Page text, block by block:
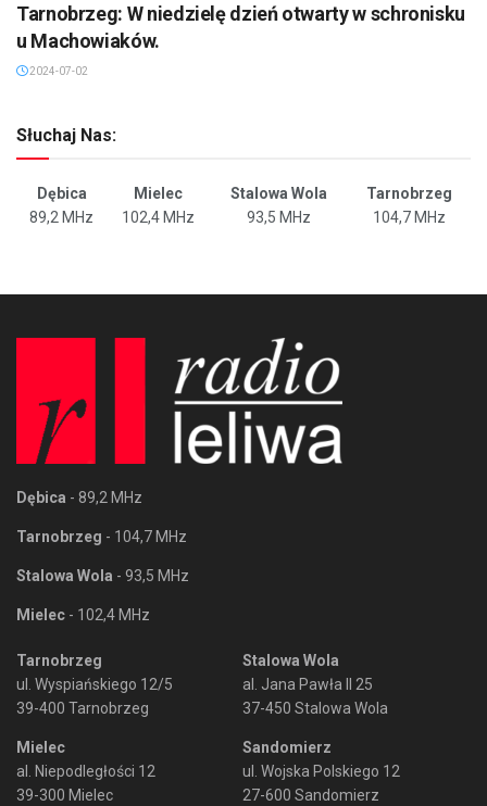
Tarnobrzeg: W niedzielę dzień otwarty w schronisku
u Machowiaków.
2024-07-02
Słuchaj Nas:
Dębica Mielec Stalowa Wola
Tarnobrzeg
89,2 MHz
102,4 MHz 93,5 MHz 104,7 MHz
Dębica - 89,2 MHz
Tarnobrzeg - 104,7 MHz
Stalowa Wola - 93,5 MHz
Mielec - 102,4 MHz
Tarnobrzeg
ul. Wyspiańskiego 12/5
39-400 Tarnobrzeg
Mielec
al. Niepodległości 12
39-300 Mielec
Stalowa Wola
al. Jana Pawła II 25
37-450 Stalowa Wola
Sandomierz
ul. Wojska Polskiego 12
27-600 Sandomierz